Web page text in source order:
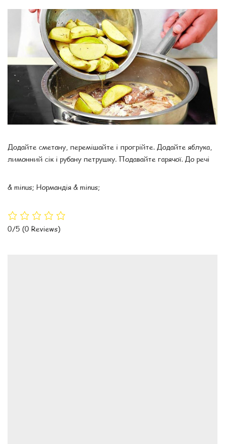
Додайте сметану, перемішайте і прогрійте. Додайте яблука,
лимонний сік і рубану петрушку. Подавайте гарячої. До речі
& minus; Нормандія & minus;
0/5 (0 Reviews)